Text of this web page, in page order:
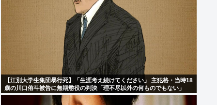
【江別大学生集団暴行死】「生涯考え続けてください」 主犯格・当時18
歳の川口侑斗被告に無期懲役の判決「理不尽以外の何ものでもない」